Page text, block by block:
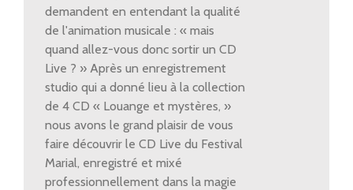
demandent en entendant la qualité
de l'animation musicale : « mais
quand allez-vous donc sortir un CD
Live ? » Après un enregistrement
studio qui a donné lieu à la collection
de 4 CD « Louange et mystères, »
nous avons le grand plaisir de vous
faire découvrir le CD Live du Festival
Marial, enregistré et mixé
professionnellement dans la magie